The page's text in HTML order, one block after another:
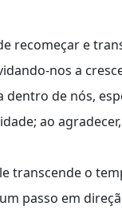
recomeçar e
nos a
de nós,
ao
transcende o
passo em